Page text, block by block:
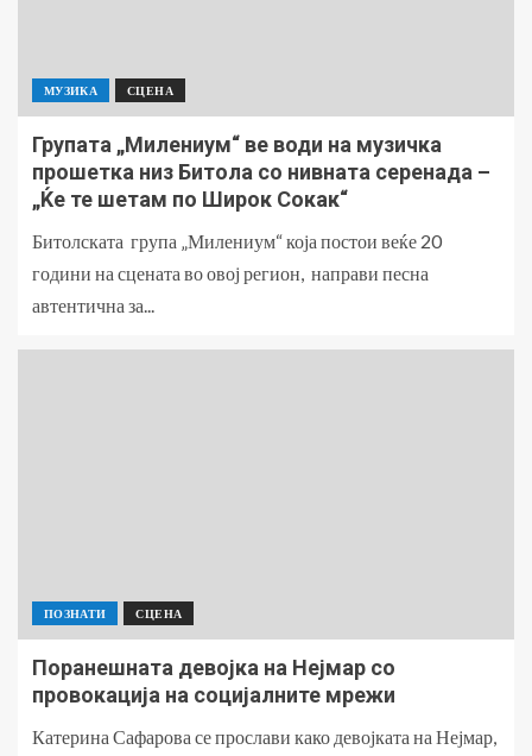
МУЗИКА СЦЕНА
Групата „Милениум“ ве води на музичка
прошетка низ Битола со нивната серенада –
„Ќе те шетам по Широк Сокак“
Битолската група „Милениум“ која постои веќе 20
години на сцената во овој регион, направи песна
автентична за...
ПОЗНАТИ СЦЕНА
Поранешната девојка на Нејмар со
провокација на социјалните мрежи
Катерина Сафарова се прослави како девојката на Нејмар,